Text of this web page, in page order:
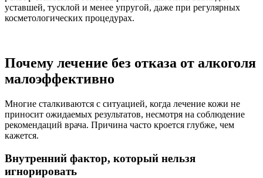
уставшей, тусклой и менее упругой, даже при регулярных
косметологических процедурах.
Почему лечение без отказа от алкоголя
малоэффективно
Многие сталкиваются с ситуацией, когда лечение кожи не
приносит ожидаемых результатов, несмотря на соблюдение
рекомендаций врача. Причина часто кроется глубже, чем
кажется.
Внутренний фактор, который нельзя
игнорировать